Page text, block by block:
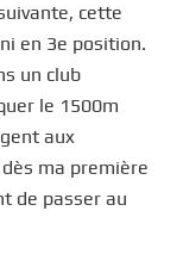
cette
en 3e position.
un club
le 1500m
aux
ma première
de passer au